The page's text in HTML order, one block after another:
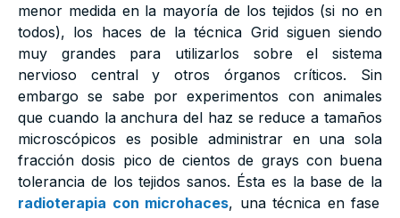
menor medida en la mayoría de los tejidos (si no en
todos), los haces de la técnica Grid siguen siendo
muy grandes para utilizarlos sobre el sistema
nervioso central y otros órganos críticos. Sin
embargo se sabe por experimentos con animales
que cuando la anchura del haz se reduce a tamaños
microscópicos es posible administrar en una sola
fracción dosis pico de cientos de grays con buena
tolerancia de los tejidos sanos. Ésta es la base de la
radioterapia con microhaces, una técnica en fase